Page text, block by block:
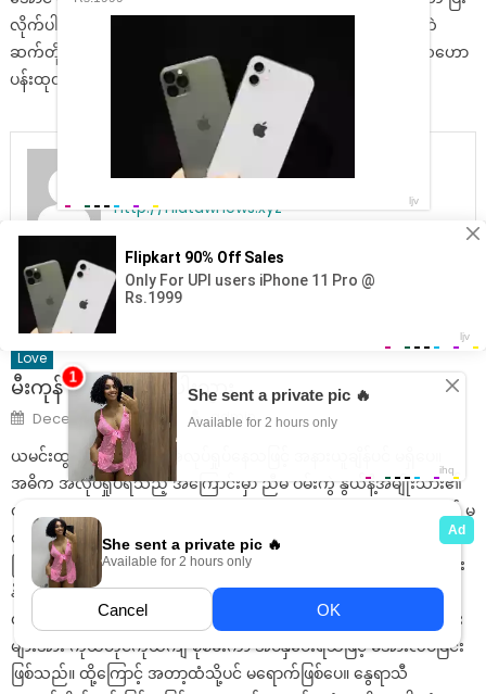
လိုက်ပါကွယ် . .. ဘိုတောက်လဲ ဘီဘီ ပြီးသွားပြီမို့ ..ထိန်းမနေတော့ဘဲ
ဆက်တိုက် ဆက်လိုးဆောင့်ရင်း သုတ်တွေ ဘီဘီ့စောက်ဖုတ်ထဲ ဒလဟော
ပန်းထုတ်ခါ ပြီးလိုက်လေ သည် ………ပြီးပါပြီ
admin
http://hlatawnews.xyz
Related Articles
Love
မီးကုန် ယမ်းကုန် နှစ်ပါးသွား
Posted
on
December 15, 2024 Author
admin
ယမင်းထွန်းတစ်ယောက် အလုပ်ရှုပ်နေသဖြင့် အနားယူချိန်ပင် မရှိပေ။
အဓိက အလုပ်ရှုပ်ရသည့် အကြောင်းမှာ ညီမ ဝမ်းကွဲ နွယ်နီ့အမျိုးသား၏
တူမဖြစ်သူ ခိုင်သုတ ရောက်နေခြင်းကြောင့်လည်း ဖြစ်သည်။ တက္ကသိုလ် မ
တက်ခင် သင်တန်းများ တက်ရန်အတွက် နွယ်နီ အကူအညီတောင်းထားသ
ဖြင့် အိမ်မှာနေရန် ခိုင်သုတအား လက်ခံခဲ့သည်။ အမျိုးသားဖြစ်သူ ကိုဝင်း
နိုင်ကလည်း ခရီးထွက်ရသည်က များသဖြင့် ယမင်းထွန်း အဖေါ်ရစေရန်
လက်ခံခိုင်းထားခြင်း ဖြစ်သည်။ ခိုင်သုတ တက်ရောက်လိုသည့် သင်တန်း
များအား ကိုယ်တိုင်ကိုယ်ကျ စုံစမ်းကာ အပ်နှံပေးရသဖြင့် မအားလပ်ခြင်း
ဖြစ်သည်။ ထို့ကြောင့် အတာ့ထံသို့ပင် မရောက်ဖြစ်ပေ။ နွေရာသီ